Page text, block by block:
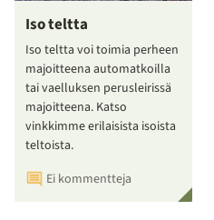
Iso teltta
Iso teltta voi toimia perheen
majoitteena automatkoilla
tai vaelluksen perusleirissä
majoitteena. Katso
vinkkimme erilaisista isoista
teltoista.
Ei kommentteja